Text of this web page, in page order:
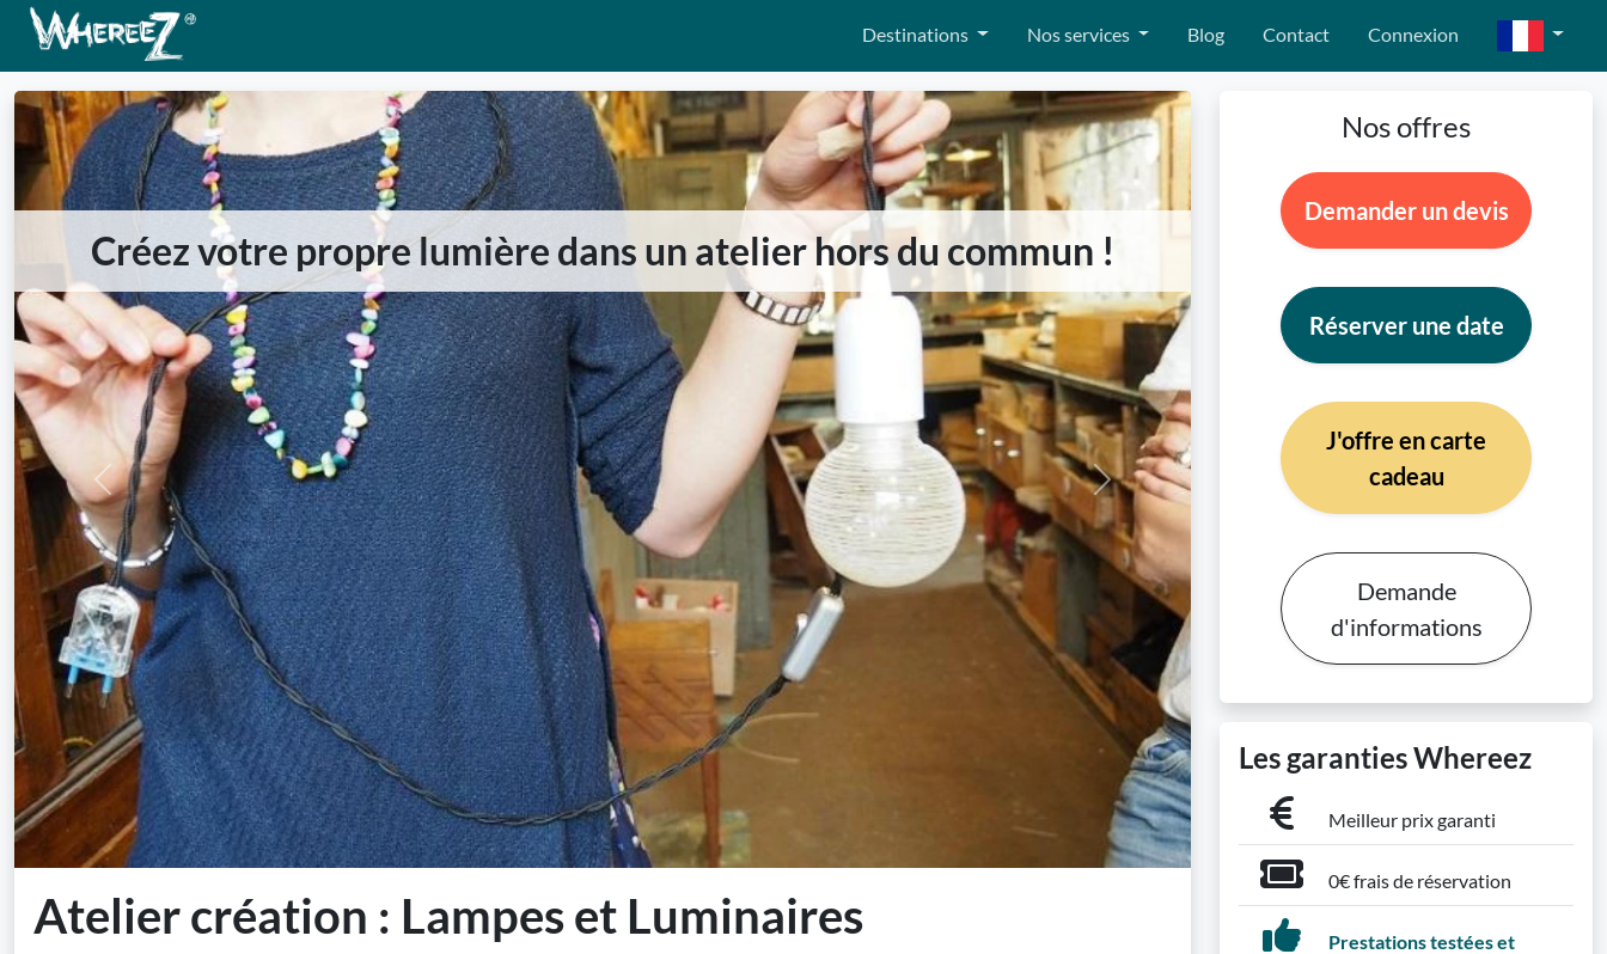
Destinations Nos services Blog Contact Connexion
Créez votre propre lumière dans un atelier hors du commun !
Previous Next
Atelier création : Lampes et Luminaires
Nos offres
Demander un devis
Réserver une date
J'offre en carte
cadeau
Demande
d'informations
Les garanties Whereez
Meilleur prix garanti
0€ frais de réservation
Prestations testées et